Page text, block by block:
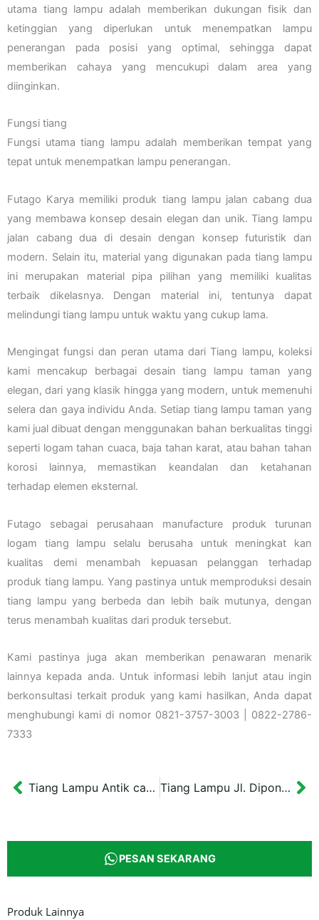
utama tiang lampu adalah memberikan dukungan fisik dan
ketinggian yang diperlukan untuk menempatkan lampu
penerangan pada posisi yang optimal, sehingga dapat
memberikan cahaya yang mencukupi dalam area yang
diinginkan.
Fungsi tiang
Fungsi utama tiang lampu adalah memberikan tempat yang
tepat untuk menempatkan lampu penerangan.
Futago Karya memiliki produk tiang lampu jalan cabang dua
yang membawa konsep desain elegan dan unik. Tiang lampu
jalan cabang dua di desain dengan konsep futuristik dan
modern. Selain itu, material yang digunakan pada tiang lampu
ini merupakan material pipa pilihan yang memiliki kualitas
terbaik dikelasnya. Dengan material ini, tentunya dapat
melindungi tiang lampu untuk waktu yang cukup lama.
Mengingat fungsi dan peran utama dari Tiang lampu, koleksi
kami mencakup berbagai desain tiang lampu taman yang
elegan, dari yang klasik hingga yang modern, untuk memenuhi
selera dan gaya individu Anda. Setiap tiang lampu taman yang
kami jual dibuat dengan menggunakan bahan berkualitas tinggi
seperti logam tahan cuaca, baja tahan karat, atau bahan tahan
korosi lainnya, memastikan keandalan dan ketahanan
terhadap elemen eksternal.
Futago sebagai perusahaan manufacture produk turunan
logam tiang lampu selalu berusaha untuk meningkat kan
kualitas demi menambah kepuasan pelanggan terhadap
produk tiang lampu. Yang pastinya untuk memproduksi desain
tiang lampu yang berbeda dan lebih baik mutunya, dengan
terus menambah kualitas dari produk tersebut.
Kami pastinya juga akan memberikan penawaran menarik
lainnya kepada anda. Untuk informasi lebih lanjut atau ingin
berkonsultasi terkait produk yang kami hasilkan, Anda dapat
menghubungi kami di nomor 0821-3757-3003 | 0822-2786-
7333
Prev Tiang Lampu Antik cabang Dua Jogja Tiang Lampu Jl. Diponegoro Jogja
PESAN SEKARANG
Produk Lainnya